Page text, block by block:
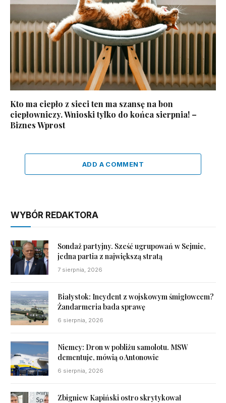
Kto ma ciepło z sieci ten ma szansę na bon
ciepłowniczy. Wnioski tylko do końca sierpnia! –
Biznes Wprost
ADD A COMMENT
WYBÓR REDAKTORA
Sondaż partyjny. Sześć ugrupowań w Sejmie,
jedna partia z największą stratą
7 sierpnia, 2026
Białystok: Incydent z wojskowym śmigłowcem?
Żandarmeria bada sprawę
6 sierpnia, 2026
Niemcy: Dron w pobliżu samolotu. MSW
dementuje, mówią o Antonowie
6 sierpnia, 2026
Zbigniew Kapiński ostro skrytykował